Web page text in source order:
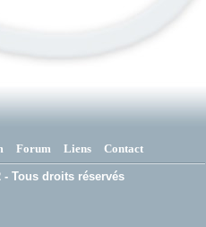
Forum Liens Contact
Tous droits réservés